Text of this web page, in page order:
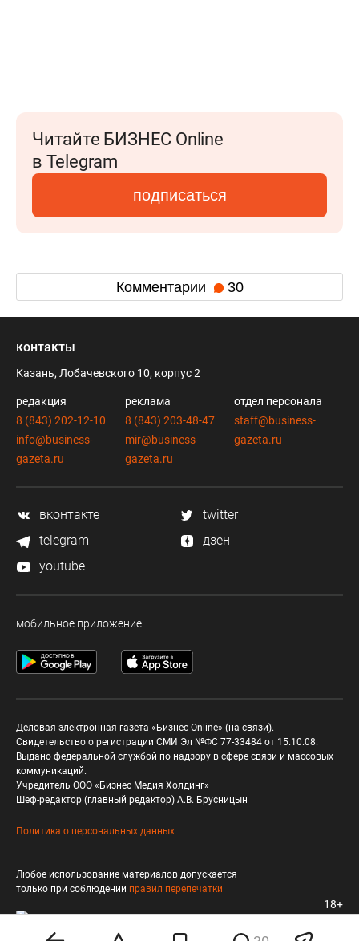
Читайте БИЗНЕС Online
в Telegram
подписаться
Комментарии 30
контакты
Казань, Лобачевского 10, корпус 2
редакция
8 (843) 202-12-10
info@business-
gazeta.ru
реклама
8 (843) 203-48-47
mir@business-
gazeta.ru
отдел персонала
staff@business-
gazeta.ru
вконтакте
twitter
telegram
дзен
youtube
мобильное приложение
Деловая электронная газета «Бизнес Online» (на связи).
Свидетельство о регистрации СМИ Эл №ФС 77-33484 от 15.10.08.
Выдано федеральной службой по надзору в сфере связи и массовых
коммуникаций.
Учредитель ООО «Бизнес Медия Холдинг»
Шеф-редактор (главный редактор) А.В. Брусницын
Политика о персональных данных
Любое использование материалов допускается
только при соблюдении правил перепечатки
18+